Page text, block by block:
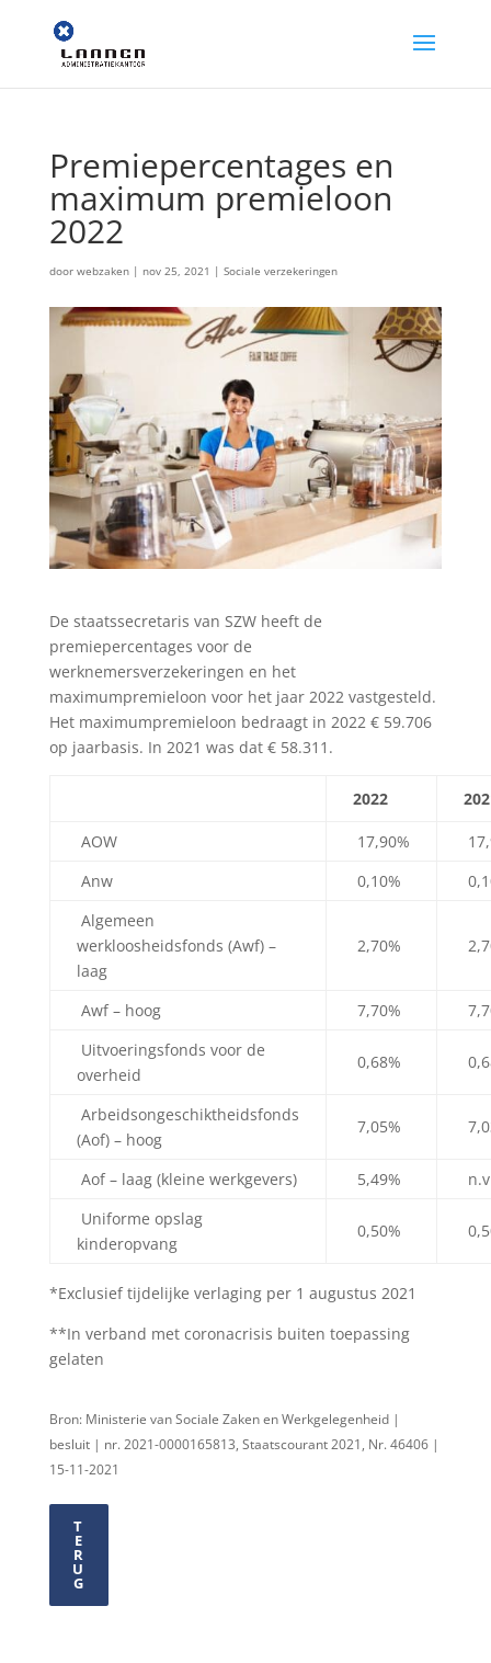
Premiepercentages en
maximum premieloon
2022
door webzaken| nov 25, 2021 | Sociale verzekeringen
De staatssecretaris van SZW heeft de
premiepercentages voor de
werknemersverzekeringen en het
maximumpremieloon voor het jaar 2022 vastgesteld.
Het maximumpremieloon bedraagt in 2022 € 59.706
op jaarbasis. In 2021 was dat € 58.311.
2022
AOW 17,90%
Anw
0,10%
Algemeen
werkloosheidsfonds (Awf) –
laag
2,70%
Awf – hoog 7,70%
Uitvoeringsfonds voor de
overheid
0,68%
Arbeidsongeschiktheidsfonds
(Aof) – hoog
7,05%
Aof – laag (kleine werkgevers) 5,49%
Uniforme opslag
kinderopvang
0,50%
*Exclusief tijdelijke verlaging per 1 augustus 2021
**In verband met coronacrisis buiten toepassing
gelaten
Bron: Ministerie van Sociale Zaken en Werkgelegenheid |
besluit | nr. 2021-0000165813, Staatscourant 2021, Nr. 46406 |
15-11-2021
T
E
R
U
G